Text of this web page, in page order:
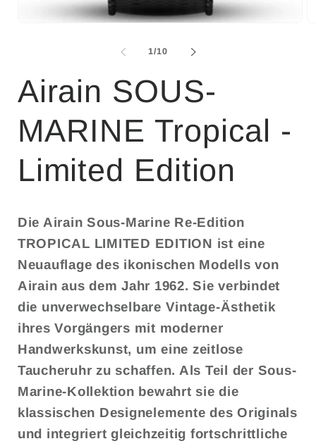
1/von
10
Airain SOUS-
MARINE Tropical -
Limited Edition
Die Airain Sous-Marine Re-Edition
TROPICAL LIMITED EDITION ist eine
Neuauflage des ikonischen Modells von
Airain aus dem Jahr 1962. Sie verbindet
die unverwechselbare Vintage-Ästhetik
ihres Vorgängers mit moderner
Handwerkskunst, um eine zeitlose
Taucheruhr zu schaffen. Als Teil der Sous-
Marine-Kollektion bewahrt sie die
klassischen Designelemente des Originals
und integriert gleichzeitig fortschrittliche